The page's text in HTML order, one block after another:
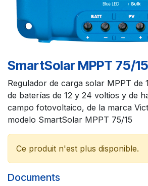
SmartSolar MPPT 75/15
Regulador de carga solar MPPT de
de baterías de 12 y 24 voltios y de
campo fotovoltaico, de la marca
modelo SmartSolar MPPT 75/15
Ce produit n'est plus disponible.
Documents